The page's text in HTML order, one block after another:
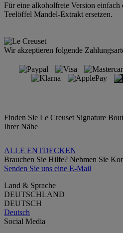
Für eine alkoholfreie Version einfach
Teelöffel Mandel-Extrakt ersetzen.
Wir akzeptieren folgende
Finden Sie Le Creuset Signature
Ihrer Nähe
ALLE ENTDECKEN
Brauchen Sie Hilfe? Nehmen Sie
Senden Sie uns eine E-Mail
Land & Sprache
DEUTSCHLAND
DEUTSCH
Deutsch
Social Media